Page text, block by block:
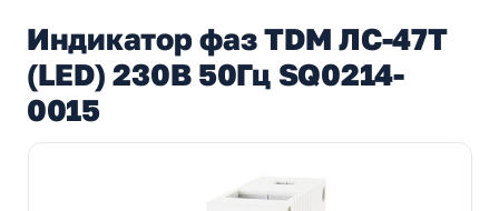
Индикатор фаз TDM ЛС-47Т
(LED) 230В 50Гц SQ0214-
0015